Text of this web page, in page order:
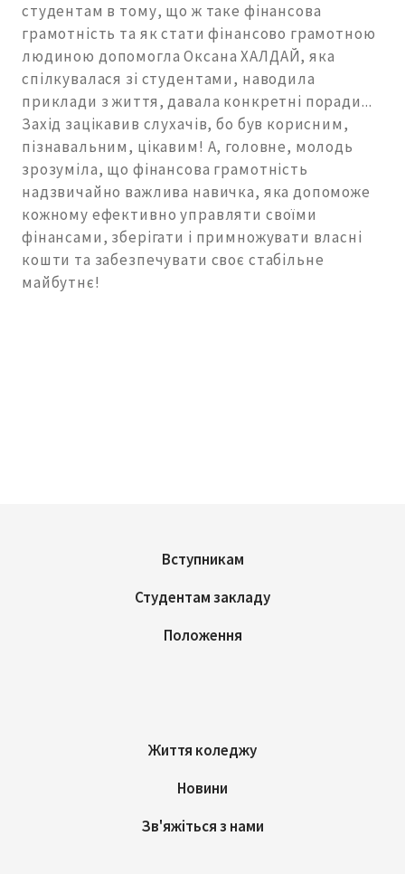
студентам в тому, що ж таке фінансова
грамотність та як стати фінансово грамотною
людиною допомогла Оксана ХАЛДАЙ, яка
спілкувалася зі студентами, наводила
приклади з життя, давала конкретні поради...
Захід зацікавив слухачів, бо був корисним,
пізнавальним, цікавим! А, головне, молодь
зрозуміла, що фінансова грамотність
надзвичайно важлива навичка, яка допоможе
кожному ефективно управляти своїми
фінансами, зберігати і примножувати власні
кошти та забезпечувати своє стабільне
майбутнє!
Вступникам
Студентам закладу
Положення
Життя коледжу
Новини
Зв'яжіться з нами